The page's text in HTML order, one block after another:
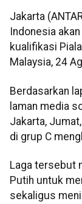
Jakarta
Indonesia
kualifikasi
Malaysia, 24
Berdasarkan
laman media
Jakarta,
di grup C
Laga tersebut
Putih untuk
sekaligus